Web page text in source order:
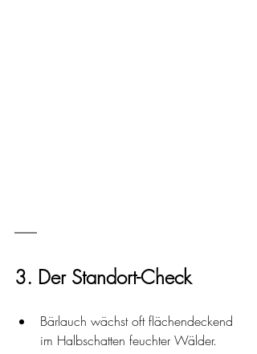
3. Der Standort-Check
Bärlauch wächst oft flächendeckend
im Halbschatten feuchter Wälder.